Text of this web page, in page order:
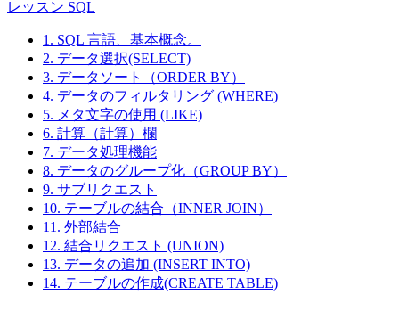
レッスン SQL
1. SQL 言語、基本概念。
2. データ選択(SELECT)
3. データソート（ORDER BY）
4. データのフィルタリング (WHERE)
5. メタ文字の使用 (LIKE)
6. 計算（計算）欄
7. データ処理機能
8. データのグループ化（GROUP BY）
9. サブリクエスト
10. テーブルの結合（INNER JOIN）
11. 外部結合
12. 結合リクエスト (UNION)
13. データの追加 (INSERT INTO)
14. テーブルの作成(CREATE TABLE)